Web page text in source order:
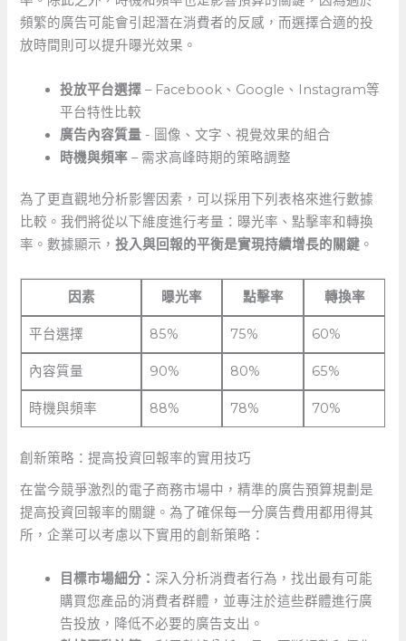
頻繁的廣告可能會引起潛在消費者的反感，而選擇合適的投
放時間則可以提升曝光效果。
投放平台選擇 – Facebook、Google、Instagram等
平台特性比較
廣告內容質量 ‍- 圖像、文字、視覺效果的組合
時機與頻率 – 需求高峰時期的策略調整
為了更直觀地分析影響因素，可以採用下列表格來進行數據
比較。我們將從以下維度進行考量：曝光率、點擊率和轉換
率。數據顯示，投入與回報的平衡是實現持續增長的關鍵 。
因素 曝光率 點擊率 轉換率
平台選擇 85% 75% 60%
內容質量 90% 80% 65%
時機與頻率 88% 78% 70%
創新策略：提高投資回報率的實用技巧
在當今競爭激烈的電子商務市場中，精準的廣告預算規劃是
提高投資回報率的關鍵。為了確保每一分廣告費用都用得其
所，企業可以考慮以下實用的創新策略：
目標市場細分：深入分析消費者行為，找出最有可能
購買您產品的消費者群體，並專注於這些群體進行廣
告投放，降低不必要的廣告支出。